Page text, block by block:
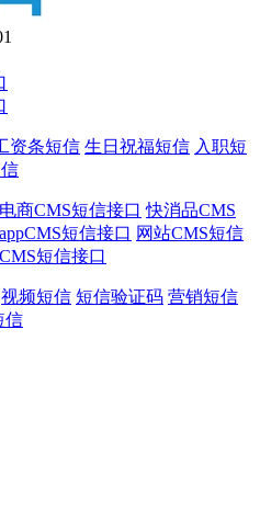
资条短信 生日祝福短信 入职短
电商CMS短信接口 快消品CMS
appCMS短信接口 网站CMS短信
短信接口
视频短信 短信验证码 营销短信
信